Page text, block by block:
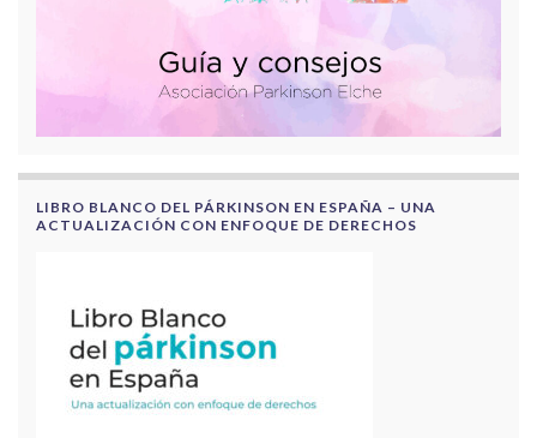
LIBRO BLANCO DEL PÁRKINSON EN ESPAÑA – UNA
ACTUALIZACIÓN CON ENFOQUE DE DERECHOS